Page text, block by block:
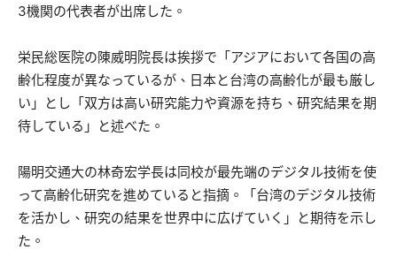
3機関の代表者が出席した。
栄民総医院の陳威明院長は挨拶で「アジアにおいて各国の高
齢化程度が異なっているが、日本と台湾の高齢化が最も厳し
い」とし「双方は高い研究能力や資源を持ち、研究結果を期
待している」と述べた。
陽明交通大の林奇宏学長は同校が最先端のデジタル技術を使
って高齢化研究を進めていると指摘。「台湾のデジタル技術
を活かし、研究の結果を世界中に広げていく」と期待を示し
た。